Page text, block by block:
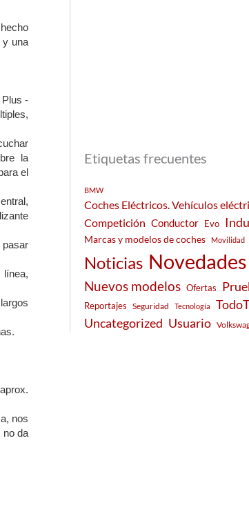
y una
Plus -
la
el
pasar
nos
no da
Etiquetas frecuentes
BMW
Coches Eléctricos. Vehículos
Competición Conductor Evo
Marcas y modelos de coches Movilidad
Noticias Novedades
Nuevos modelos Ofertas
Reportajes Seguridad Tecnología
Uncategorized Usuario